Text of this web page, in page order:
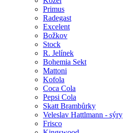
Primus
Radegast
Excelent
Božkov
Stock
R. Jelínek
Bohemia Sekt
Mattoni
Kofola
Coca Cola
Pepsi Cola
Skatt Brambůrky
Veleslav Hattlmann - sýry
Frisco